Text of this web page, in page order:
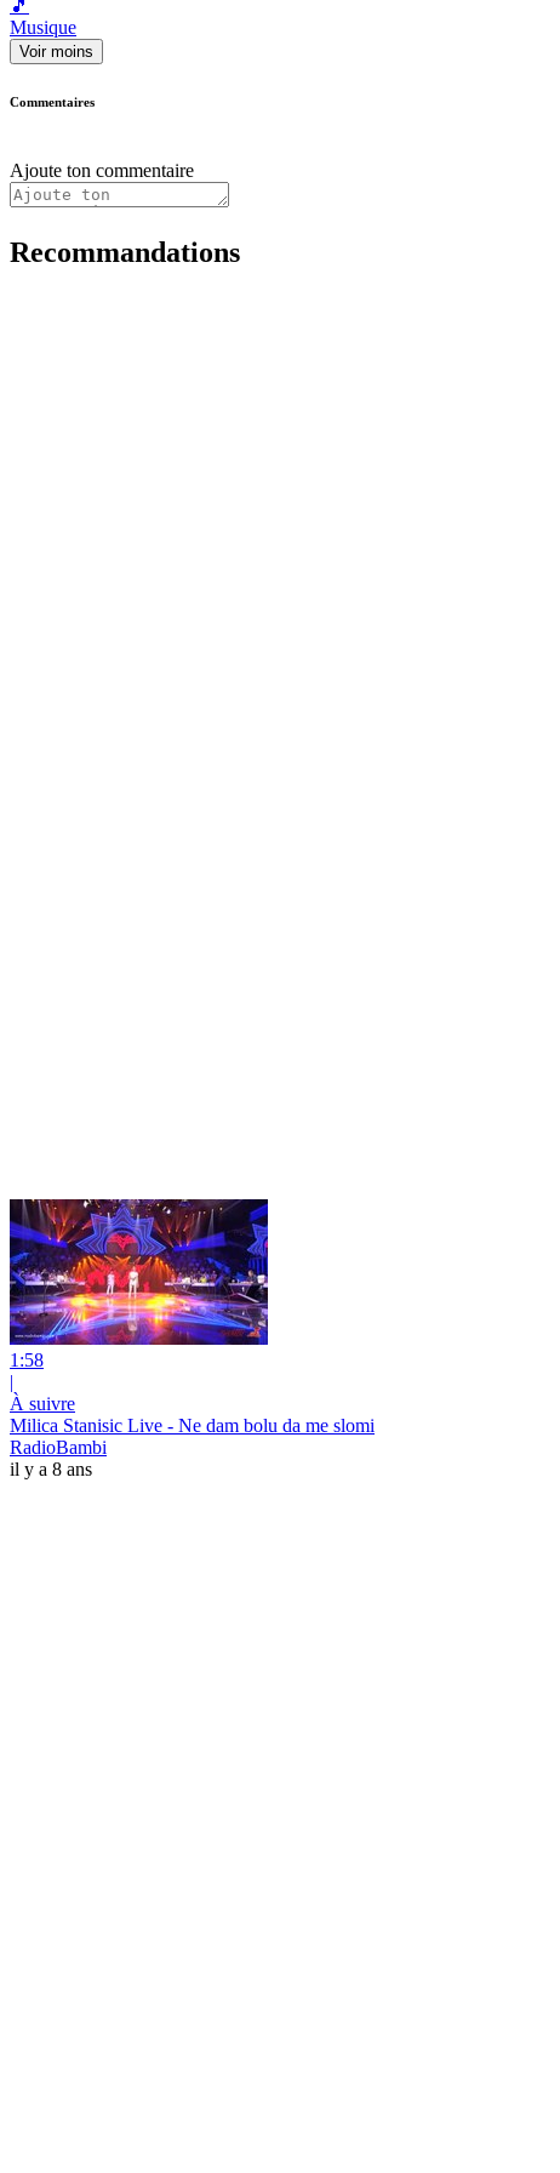
🎵
Musique
Voir moins
Commentaires
Ajoute ton commentaire
Recommandations
1:58
|
À suivre
Milica Stanisic Live - Ne dam bolu da me slomi
RadioBambi
il y a 8 ans